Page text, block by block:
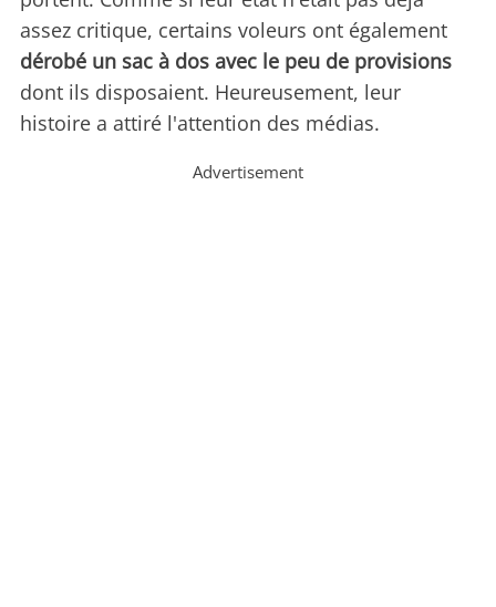
assez critique, certains voleurs ont également
dérobé un sac à dos avec le peu de provisions
dont ils disposaient. Heureusement, leur
histoire a attiré l'attention des médias.
Advertisement